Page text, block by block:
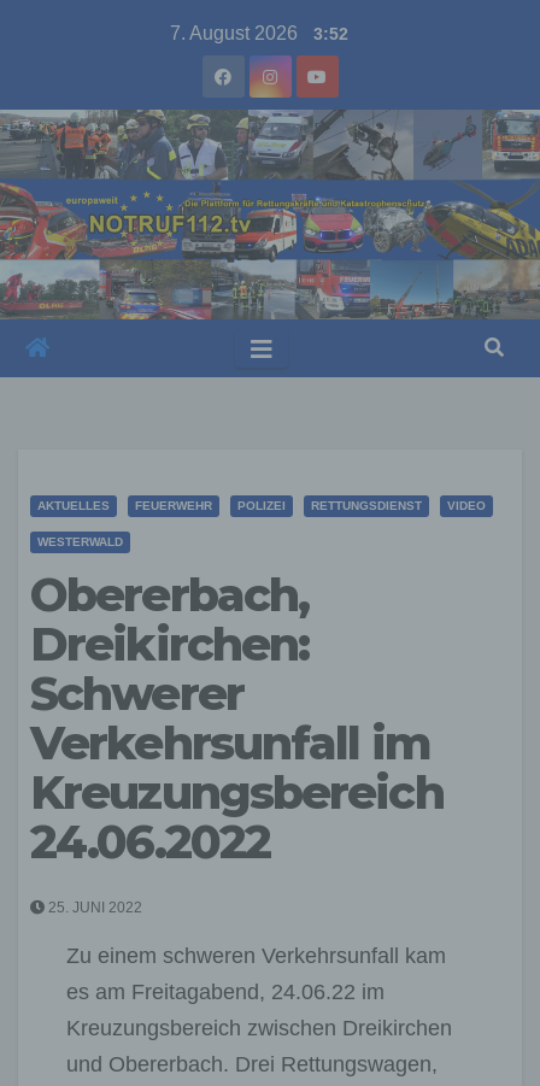
7. August 2026 3:52
AKTUELLES FEUERWEHR POLIZEI RETTUNGSDIENST VIDEO
WESTERWALD
Obererbach,
Dreikirchen:
Schwerer
Verkehrsunfall im
Kreuzungsbereich
24.06.2022
25. JUNI 2022
Zu einem schweren Verkehrsunfall kam
es am Freitagabend, 24.06.22 im
Kreuzungsbereich zwischen Dreikirchen
und Obererbach. Drei Rettungswagen,